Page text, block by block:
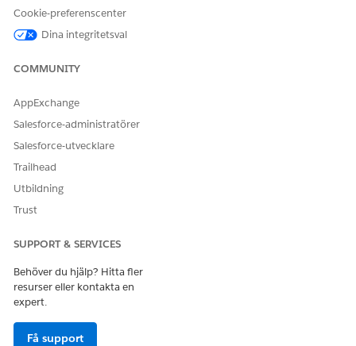
Kom igång med fjärråtgärder för fordon
igenom produktnavigeringen.
Funktioner, fördefinierade komponenter och
exempeldata för fjärråtgärder för fordon
utformad för att snabba på din funktionsdistribuering.
Den kombinerar standardfunktioner för Automotive med
exempeldata för att få igång din lösning på några minuter.
Berätta för oss vad vi kan förbättra!
Cookie-preferenscenter
Dina integritetsval
COMMUNITY
AppExchange
Salesforce-administratörer
Salesforce-utvecklare
Trailhead
Utbildning
Trust
SUPPORT & SERVICES
Behöver du hjälp? Hitta fler
resurser eller kontakta en
expert.
Få support